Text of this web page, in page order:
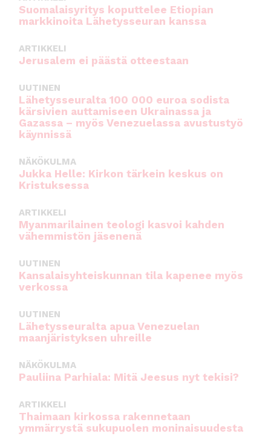
Suomalaisyritys koputtelee Etiopian
markkinoita Lähetysseuran kanssa
ARTIKKELI
Jerusalem ei päästä otteestaan
UUTINEN
Lähetysseuralta 100 000 euroa sodista
kärsivien auttamiseen Ukrainassa ja
Gazassa – myös Venezuelassa avustustyö
käynnissä
NÄKÖKULMA
Jukka Helle: Kirkon tärkein keskus on
Kristuksessa
ARTIKKELI
Myanmarilainen teologi kasvoi kahden
vähemmistön jäsenenä
UUTINEN
Kansalaisyhteiskunnan tila kapenee myös
verkossa
UUTINEN
Lähetysseuralta apua Venezuelan
maanjäristyksen uhreille
NÄKÖKULMA
Pauliina Parhiala: Mitä Jeesus nyt tekisi?
ARTIKKELI
Thaimaan kirkossa rakennetaan
ymmärrystä sukupuolen moninaisuudesta